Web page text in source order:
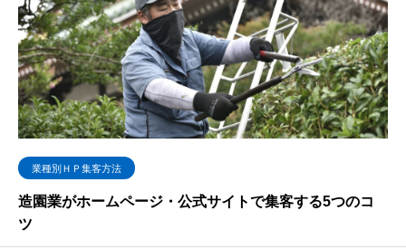
業種別ＨＰ集客方法
造園業がホームページ・公式サイトで集客する5つのコ
ツ